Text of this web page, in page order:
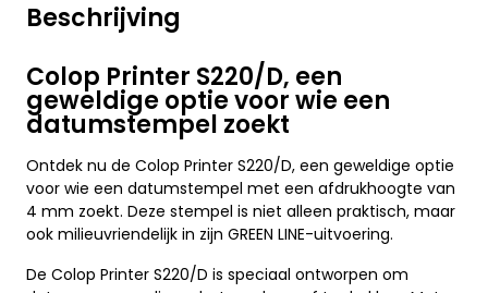
Beschrijving
Colop Printer S220/D, een
geweldige optie voor wie een
datumstempel zoekt
Ontdek nu de Colop Printer S220/D, een geweldige optie
voor wie een datumstempel met een afdrukhoogte van
4 mm zoekt. Deze stempel is niet alleen praktisch, maar
ook milieuvriendelijk in zijn GREEN LINE-uitvoering.
De Colop Printer S220/D is speciaal ontworpen om